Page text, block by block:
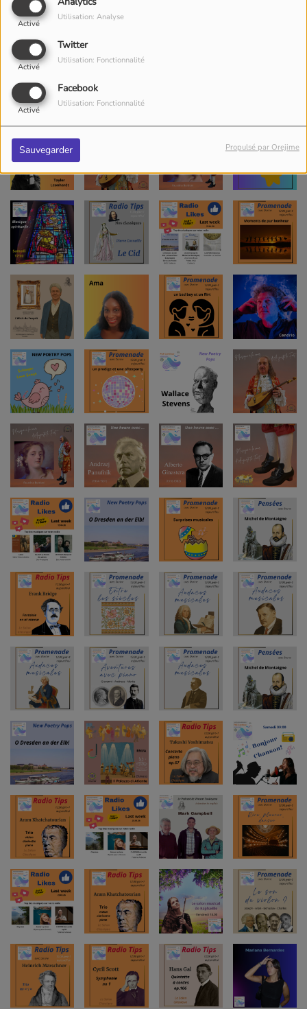
Activé
Utilisation: Analyse
Twitter
Activé
Utilisation: Fonctionnalité
Facebook
Activé
Utilisation: Fonctionnalité
Sauvegarder Propulsé par Orejime